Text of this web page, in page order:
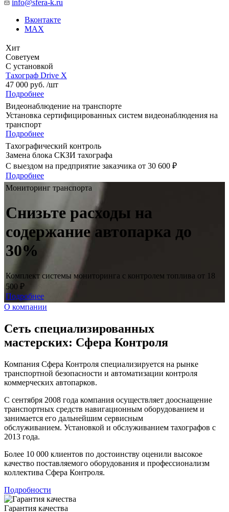
info@sfera-k.ru
Вконтакте
MAX
Хит
Советуем
С установкой
Тахограф Drive X
47 000 руб. /шт
Подробнее
Видеонаблюдение на транспорте
Установка сертифицированных систем видеонаблюдения на
транспорт
Подробнее
Тахографический контроль
Замена блока СКЗИ тахографа
С выездом на предприятие заказчика от 30 600 ₽
Подробнее
Мониторинг транспорта
Снизьте расходы на
содержание автопарка до
30%
Комплект системы мониторинга с контролем топлива от 18
500 ₽
Подробнее
О компании
Сеть специализированных
мастерских: Сфера Контроля
Компания Сфера Контроля специализируется на рынке
транспортной безопасности и автоматизации контроля
коммерческих автопарков.
С сентября 2008 года компания осуществляет дооснащение
транспортных средств навигационным оборудованием и
занимается его дальнейшим сервисным
обслуживанием. Установкой и обслуживанием тахографов с
2013 года.
Более 10 000 клиентов по достоинству оценили высокое
качество поставляемого оборудования и профессионализм
коллектива Сфера Контроля.
Подробности
Гарантия качества